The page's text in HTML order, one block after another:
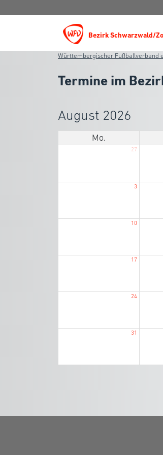
Bezirk Schwarzwald/
Württembergischer Fußballverband
Termine im
August 2026
Mo.
27
3
10
17
24
31